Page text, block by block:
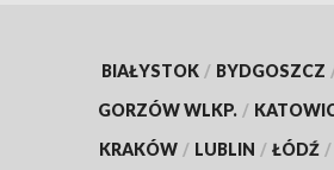
BIAŁYSTOK / BYDGOSZCZ
GORZÓW WLKP. /
KRAKÓW / LUBLIN / ŁÓDŹ /